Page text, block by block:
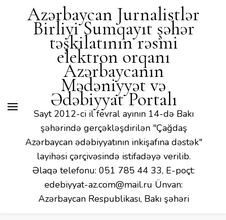
Mədəniyyət və Ədəbiyyat
Portalı
Azərbaycan Jurnalistlər
Birliyi Sumqayıt şəhər
təşkilatının rəsmi
elektron orqanı
Azərbaycanın
Mədəniyyət və
Ədəbiyyat Portalı
Sayt 2012-ci il fevral ayının 14-də Bakı
şəhərində gerçəkləşdirilən "Çağdaş
Azərbaycan ədəbiyyatının inkişafına dəstək"
layihəsi çərçivəsində istifadəyə verilib.
Əlaqə telefonu: 051 785 44 33, E-poçt:
edebiyyat-az.com@mail.ru Ünvan:
Azərbaycan Respublikası, Bakı şəhəri